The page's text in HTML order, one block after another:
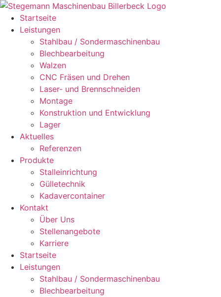
Zum
Inhalt
springen
Startseite
Leistungen
Stahlbau / Sondermaschinenbau
Blechbearbeitung
Walzen
CNC Fräsen und Drehen
Laser- und Brennschneiden
Montage
Konstruktion und Entwicklung
Lager
Aktuelles
Referenzen
Produkte
Stalleinrichtung
Gülletechnik
Kadavercontainer
Kontakt
Über Uns
Stellenangebote
Karriere
Startseite
Leistungen
Stahlbau / Sondermaschinenbau
Blechbearbeitung